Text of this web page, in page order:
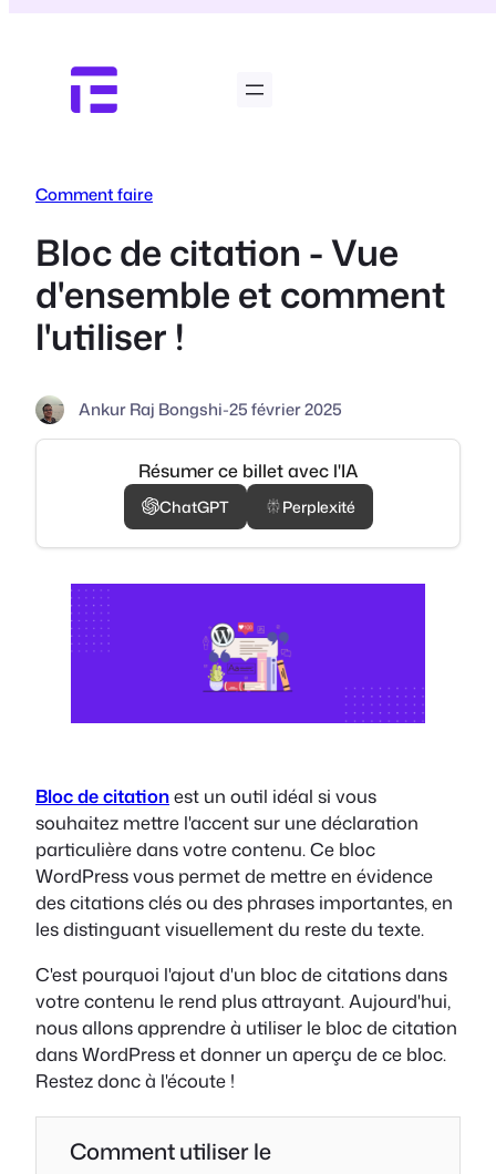
contenu
Comment faire
Bloc de citation - Vue
d'ensemble et comment
l'utiliser !
Ankur Raj Bongshi-25 février 2025
Résumer ce billet avec l'IA
ChatGPT Perplexité
Bloc de citationest un outil idéal si vous
souhaitez mettre l'accent sur une déclaration
particulière dans votre contenu. Ce bloc
WordPress vous permet de mettre en évidence
des citations clés ou des phrases importantes, en
les distinguant visuellement du reste du texte.
C'est pourquoi l'ajout d'un bloc de citations dans
votre contenu le rend plus attrayant. Aujourd'hui,
nous allons apprendre à utiliser le bloc de citation
dans WordPress et donner un aperçu de ce bloc.
Restez donc à l'écoute !
Comment utiliser le